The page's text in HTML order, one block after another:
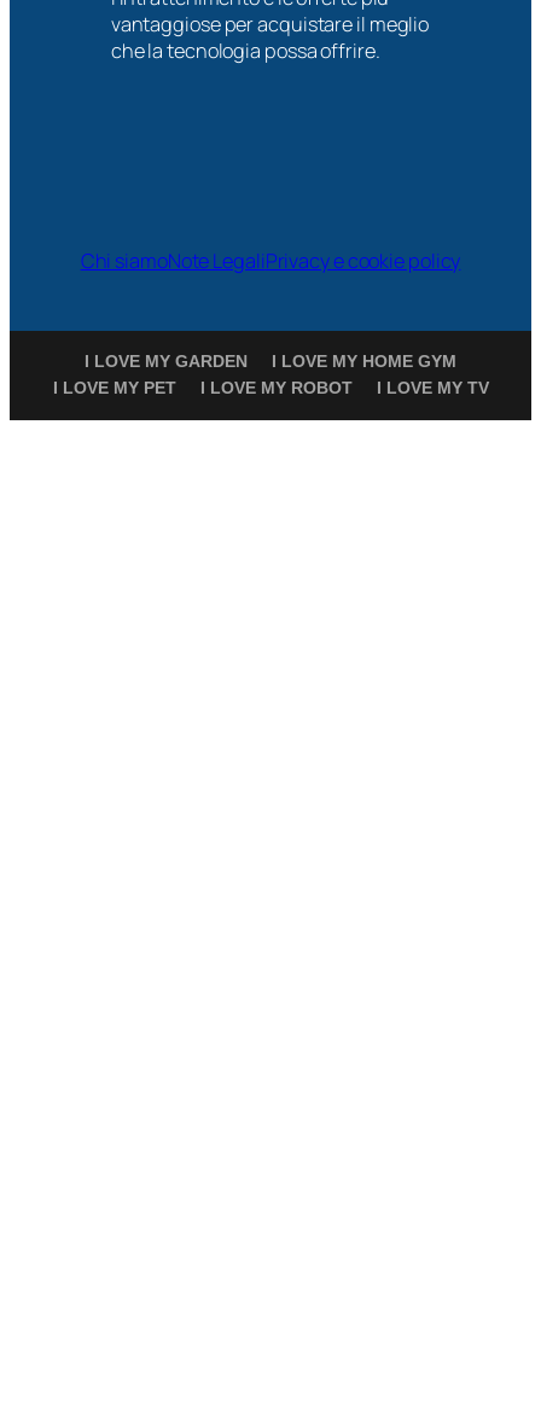
vantaggiose per acquistare il meglio
che la tecnologia possa offrire.
Chi siamoNote LegaliPrivacy e cookie policy
I LOVE MY GARDEN
I LOVE MY HOME GYM
I LOVE MY PET
I LOVE MY ROBOT I LOVE MY TV